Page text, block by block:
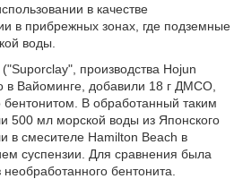
в качестве
в прибрежных зонах, где подземные
воды.
производства Hojun
в Вайоминге, добавили 18 г ДМСО,
В обработанный таким
500 мл морской воды из Японского
в смесителе Hamilton Beach в
суспензии. Для сравнения была
бентонита.